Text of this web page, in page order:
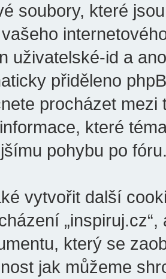
soubory, které
uživatelské-id a
přiděleno
procházet mezi
které
pohybu po
vytvořit další
který se
jak můžeme